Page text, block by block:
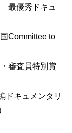
最優秀ドキュ
Committee to
審査員特別賞
ドキュメンタリ